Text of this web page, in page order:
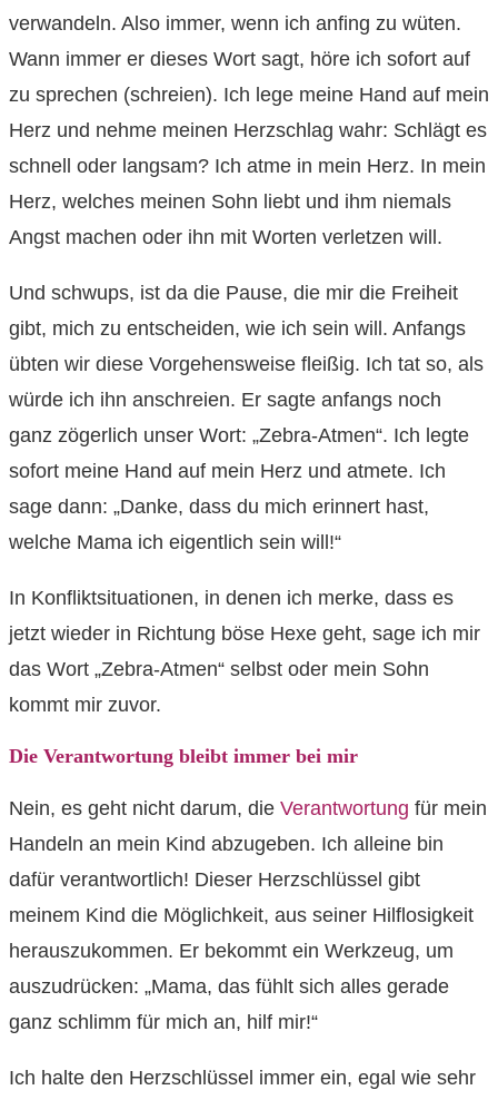
verwandeln. Also immer, wenn ich anfing zu wüten.
Wann immer er dieses Wort sagt, höre ich sofort auf
zu sprechen (schreien). Ich lege meine Hand auf mein
Herz und nehme meinen Herzschlag wahr: Schlägt es
schnell oder langsam? Ich atme in mein Herz. In mein
Herz, welches meinen Sohn liebt und ihm niemals
Angst machen oder ihn mit Worten verletzen will.
Und schwups, ist da die Pause, die mir die Freiheit
gibt, mich zu entscheiden, wie ich sein will. Anfangs
übten wir diese Vorgehensweise fleißig. Ich tat so, als
würde ich ihn anschreien. Er sagte anfangs noch
ganz zögerlich unser Wort: „Zebra-Atmen“. Ich legte
sofort meine Hand auf mein Herz und atmete. Ich
sage dann: „Danke, dass du mich erinnert hast,
welche Mama ich eigentlich sein will!“
In Konfliktsituationen, in denen ich merke, dass es
jetzt wieder in Richtung böse Hexe geht, sage ich mir
das Wort „Zebra-Atmen“ selbst oder mein Sohn
kommt mir zuvor.
Die Verantwortung bleibt immer bei mir
Nein, es geht nicht darum, die Verantwortung für mein
Handeln an mein Kind abzugeben. Ich alleine bin
dafür verantwortlich! Dieser Herzschlüssel gibt
meinem Kind die Möglichkeit, aus seiner Hilflosigkeit
herauszukommen. Er bekommt ein Werkzeug, um
auszudrücken: „Mama, das fühlt sich alles gerade
ganz schlimm für mich an, hilf mir!“
Ich halte den Herzschlüssel immer ein, egal wie sehr